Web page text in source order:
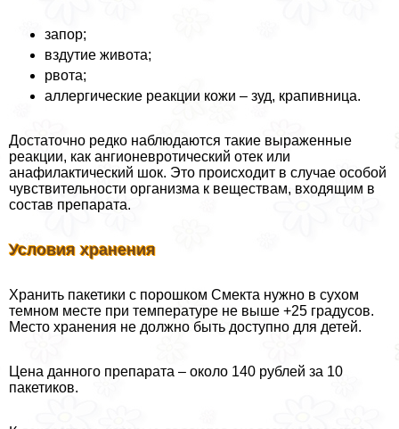
запор;
вздутие живота;
рвота;
аллергические реакции кожи – зуд, крапивница.
Достаточно редко наблюдаются такие выраженные
реакции, как ангионевротический отек или
анафилактический шок. Это происходит в случае особой
чувствительности организма к веществам, входящим в
состав препарата.
Условия хранения
Хранить пакетики с порошком Смекта нужно в сухом
темном месте при температуре не выше +25 градусов.
Место хранения не должно быть доступно для детей.
Цена данного препарата – около 140 рублей за 10
пакетиков.